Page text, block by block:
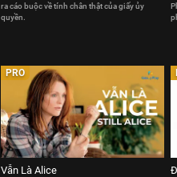
ra cáo buộc về tính chân thật của giấy ủy
quyền.
PRO
Vẫn Là Alice